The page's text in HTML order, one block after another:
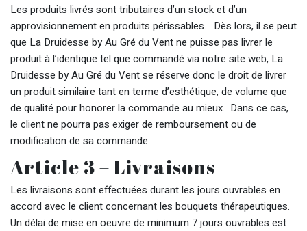
Les produits livrés sont tributaires d’un stock et d’un
approvisionnement en produits périssables. . Dès lors, il se peut
que La Druidesse by Au Gré du Vent ne puisse pas livrer le
produit à l’identique tel que commandé via notre site web, La
Druidesse by Au Gré du Vent se réserve donc le droit de livrer
un produit similaire tant en terme d’esthétique, de volume que
de qualité pour honorer la commande au mieux. Dans ce cas,
le client ne pourra pas exiger de remboursement ou de
modification de sa commande.
Article 3 – Livraisons
Les livraisons sont effectuées durant les jours ouvrables en
accord avec le client concernant les bouquets thérapeutiques.
Un délai de mise en oeuvre de minimum 7 jours ouvrables est